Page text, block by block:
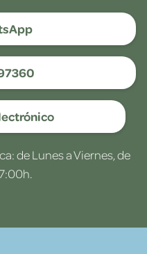
de Lunes a Viernes, de